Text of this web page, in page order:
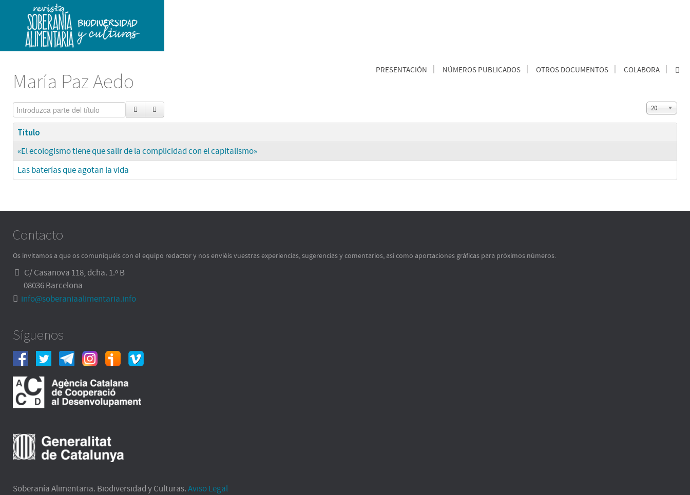
PRESENTACIÓN NÚMEROS PUBLICADOS OTROS DOCUMENTOS COLABORA
María Paz Aedo
20
Título
«El ecologismo tiene que salir de la complicidad con el capitalismo»
Las baterías que agotan la vida
Contacto
Os invitamos a que os comuniquéis con el equipo redactor y nos enviéis vuestras experiencias, sugerencias y comentarios, así como aportaciones gráficas para próximos números.
C/ Casanova 118, dcha. 1.º B
08036 Barcelona
info@soberaniaalimentaria.info
Síguenos
Soberanía Alimentaria. Biodiversidad y Culturas.Aviso Legal